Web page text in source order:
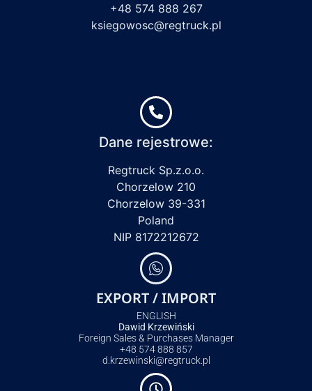
+48 574 888 267
ksiegowosc@regtruck.pl
Dane rejestrowe:
Regtruck Sp.z.o.o.
Chorzelow 210
Chorzelow 39-331
Poland
NIP 8172212672
EXPORT / IMPORT
ENGLISH
Dawid Krzewiński
Foreign Sales & Purchases Manager
+48 574 888 857
d.krzewinski@regtruck.pl